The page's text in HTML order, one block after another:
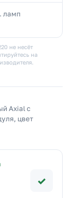
ламп
не несёт
на
Axial с
цвет
✓